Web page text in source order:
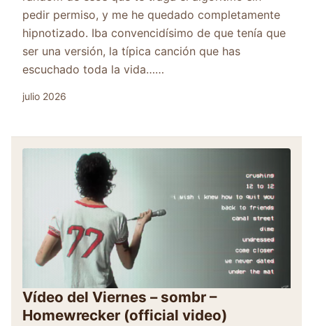
pedir permiso, y me he quedado completamente
hipnotizado. Iba convencidísimo de que tenía que
ser una versión, la típica canción que has
escuchado toda la vida……
julio 2026
Vídeo del Viernes – sombr –
Homewrecker (official video)